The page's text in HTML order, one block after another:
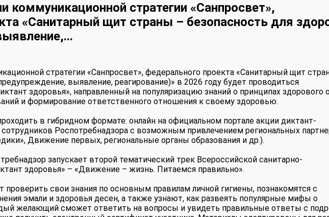
коммуникационной стратегии «Санпросвет»,
«Санитарный щит страны – безопасность для
стратегии «Санпросвет», федерального проекта «Санитарный щит
выявление, реагирование)» в 2026 году будет проводиться
здоровья», направленный на популяризацию знаний о принципах здорового
и формирование ответственного отношения к своему здоровью.
в гибридном формате: онлайн на официальном портале акции диктант-
Роспотребнадзора с возможным привлечением региональных
Движение первых, региональные органы образования и др.).
запускает второй тематический трек Всероссийской санитарно-
здоровья» – «Движение – жизнь. Питаемся правильно».
проверить свои знания по основным правилам личной гигиены, познакомятся с
эмали и здоровья десен, а также узнают, как развеять популярные мифы о
желающий сможет ответить на вопросы и увидеть правильные ответы с